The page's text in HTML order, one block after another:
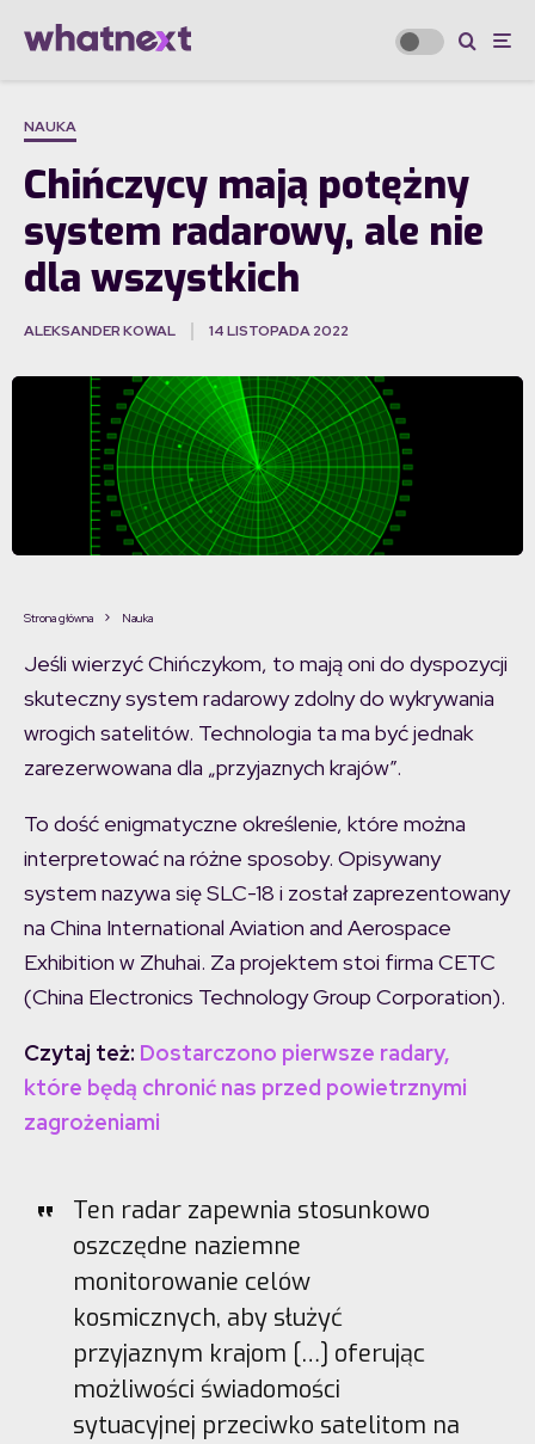
NAUKA
Chińczycy mają potężny
system radarowy, ale nie
dla wszystkich
ALEKSANDER KOWAL 14 LISTOPADA 2022
Strona główna Nauka
Jeśli wierzyć Chińczykom, to mają oni do dyspozycji
skuteczny system radarowy zdolny do wykrywania
wrogich satelitów. Technologia ta ma być jednak
zarezerwowana dla „przyjaznych krajów”.
To dość enigmatyczne określenie, które można
interpretować na różne sposoby. Opisywany
system nazywa się SLC-18 i został zaprezentowany
na China International Aviation and Aerospace
Exhibition w Zhuhai. Za projektem stoi firma CETC
(China Electronics Technology Group Corporation).
Czytaj też: Dostarczono pierwsze radary,
które będą chronić nas przed powietrznymi
zagrożeniami
Ten radar zapewnia stosunkowo
oszczędne naziemne
monitorowanie celów
kosmicznych, aby służyć
przyjaznym krajom […] oferując
możliwości świadomości
sytuacyjnej przeciwko satelitom na